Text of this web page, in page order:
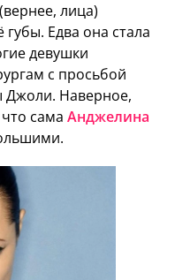
лица)
губы. Едва она стала
девушки
с просьбой
Джоли. Наверное,
самаАнджелина